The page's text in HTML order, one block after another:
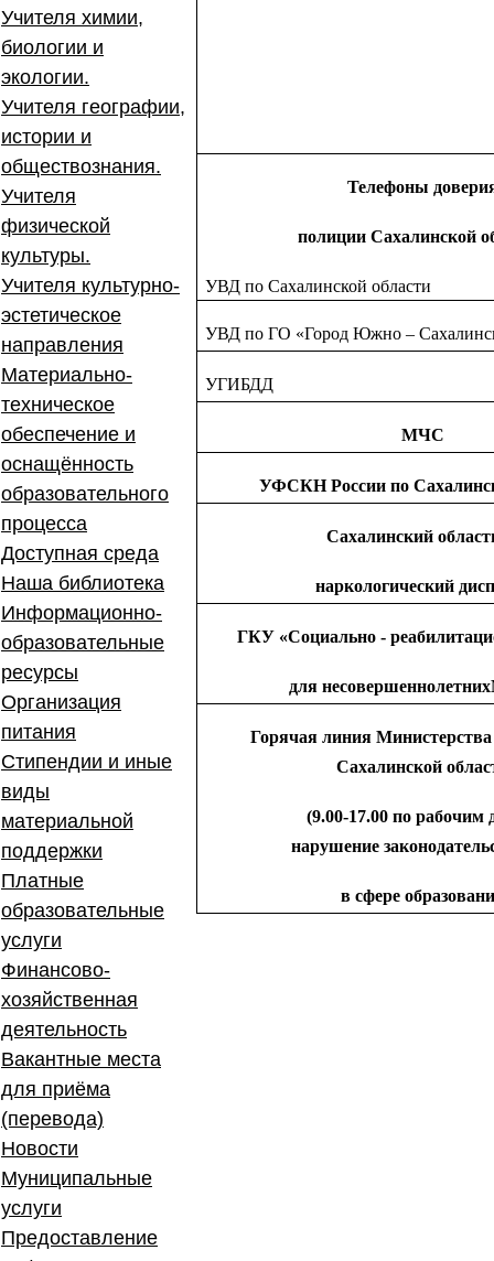
Учителя химии,
биологии и
экологии.
Учителя географии,
истории и
обществознания.
Учителя
физической
культуры.
Учителя культурно-
эстетическое
направления
Материально-
техническое
обеспечение и
оснащённость
образовательного
процесса
Доступная среда
Наша библиотека
Информационно-
образовательные
ресурсы
Организация
питания
Стипендии и иные
виды
материальной
поддержки
Платные
образовательные
услуги
Финансово-
хозяйственная
деятельность
Вакантные места
для приёма
(перевода)
Новости
Муниципальные
услуги
Предоставление
Телефоны
полиции Сахалинской
УВД по Сахалинской области
УВД по ГО «Город Южно –
УГИБДД
МЧС
УФСКН России по
Сахалинский
наркологический
ГКУ «Социально -
для
Горячая линия Министерства
Сахалинской
(9.00-17.00 по рабочим
нарушение
в сфере